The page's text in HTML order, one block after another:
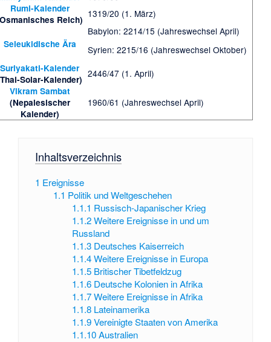
Rumi-Kalender
Reich)
1319/20 (1. März)
Seleukidische Ära
Babylon: 2214/15 (Jahreswechsel April)
Syrien: 2215/16 (Jahreswechsel Oktober)
Suriyakati-Kalender
Solar-Kalender)
2446/47 (1. April)
Vikram Sambat
(Nepalesischer
Kalender)
1960/61 (Jahreswechsel April)
Inhaltsverzeichnis
1 Ereignisse
1.1 Politik und Weltgeschehen
1.1.1 Russisch-Japanischer Krieg
1.1.2 Weitere Ereignisse in und um
Russland
1.1.3 Deutsches Kaiserreich
1.1.4 Weitere Ereignisse in Europa
1.1.5 Britischer Tibetfeldzug
1.1.6 Deutsche Kolonien in Afrika
1.1.7 Weitere Ereignisse in Afrika
1.1.8 Lateinamerika
1.1.9 Vereinigte Staaten von Amerika
1.1.10 Australien